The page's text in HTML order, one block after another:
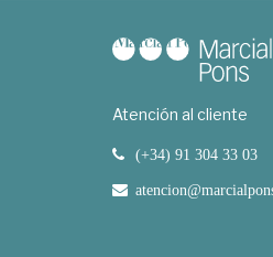
Atención al cliente
(+34) 91 304 33 03